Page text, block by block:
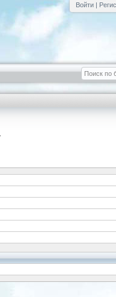
Войти |